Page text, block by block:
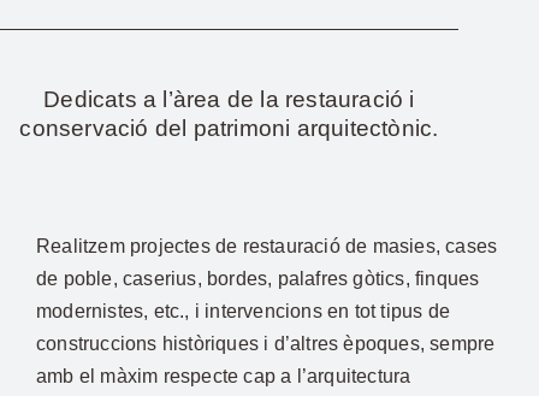
Dedicats a l’àrea de la restauració i
conservació del patrimoni arquitectònic.
Realitzem projectes de restauració de masies, cases
de poble, caserius, bordes, palafres gòtics, finques
modernistes, etc., i intervencions en tot tipus de
construccions històriques i d’altres èpoques, sempre
amb el màxim respecte cap a l’arquitectura